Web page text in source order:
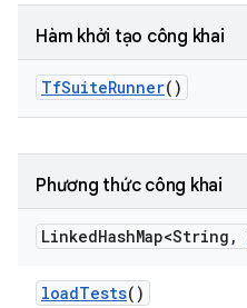
Hàm khởi tạo công khai
TfSuiteRunner()
Phương thức công khai
LinkedHashMap<String ,
loadTests()